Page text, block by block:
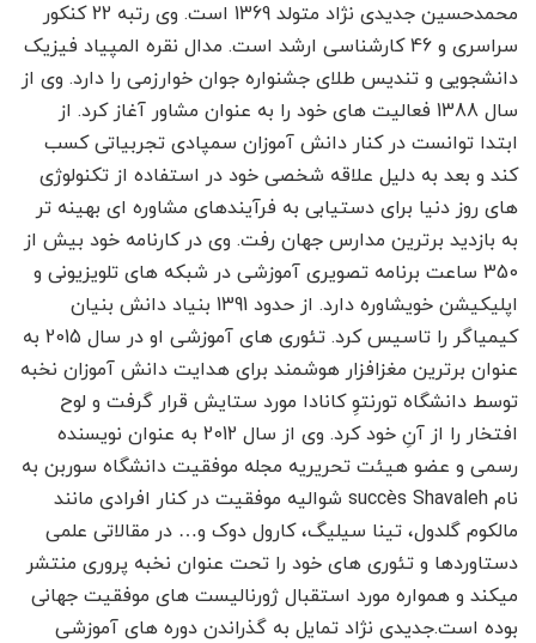
محمدحسین جدیدی نژاد متولد 1369 است. وی رتبه 22 کنکور
سراسری و 46 کارشناسی ارشد است. مدال نقره المپیاد فیزیک
دانشجویی و تندیس طلای جشنواره جوان خوارزمی را دارد. وی از
سال 1388 فعالیت های خود را به عنوان مشاور آغاز کرد. از
ابتدا توانست در کنار دانش آموزان سمپادی تجربیاتی کسب
کند و بعد به دلیل علاقه شخصی خود در استفاده از تکنولوژی
های روز دنیا برای دستیابی به فرآیندهای مشاوره ای بهینه تر
به بازدید برترین مدارس جهان رفت. وی در کارنامه خود بیش از
350 ساعت برنامه تصویری آموزشی در شبکه های تلویزیونی و
اپلیکیشن خویشاوره دارد. از حدود 1391 بنیاد دانش بنیان
کیمیاگر را تاسیس کرد. تئوری های آموزشی او در سال 2015 به
عنوان برترین مغزافزار هوشمند برای هدایت دانش آموزان نخبه
توسط دانشگاه تورنتوِ کانادا مورد ستایش قرار گرفت و لوح
افتخار را از آنِ خود کرد. وی از سال 2012 به عنوان نویسنده
رسمی و عضو هیئت تحریریه مجله موفقیت دانشگاه سوربن به
نام succès Shavaleh شوالیه موفقیت در کنار افرادی مانند
مالکوم گلدول، تینا سیلیگ، کارول دوک و… در مقالاتی علمی
دستاوردها و تئوری های خود را تحت عنوان نخبه پروری منتشر
میکند و همواره مورد استقبال ژورنالیست های موفقیت جهانی
بوده است.جدیدی نژاد تمایل به گذراندن دوره های آموزشی